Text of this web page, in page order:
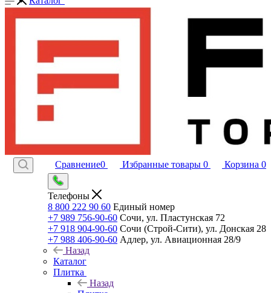
Сравнение0 Избранные товары 0 Корзина 0
Телефоны
8 800 222 90 60 Единый номер
+7 989 756-90-60 Сочи, ул. Пластунская 72
+7 918 904-90-60 Сочи (Строй-Сити), ул. Донская 28
+7 988 406-90-60 Адлер, ул. Авиационная 28/9
Назад
Каталог
Плитка
Назад